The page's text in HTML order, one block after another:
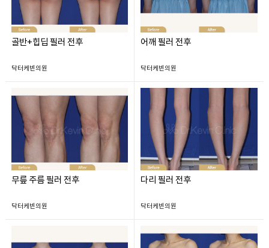
골반+힙딥 필러 전후
닥터케빈의원
어깨 필러 전후
닥터케빈의원
무릎 주름 필러 전후
닥터케빈의원
다리 필러 전후
닥터케빈의원